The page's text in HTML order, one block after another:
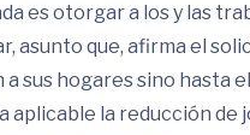
es otorgar a los y las
asunto que, afirma el
sus hogares sino hasta
la reducción de